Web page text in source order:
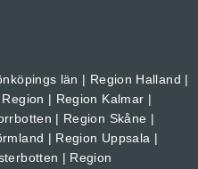
län | Region Halland |
| Region Kalmar |
| Region Skåne |
| Region Uppsala |
| Region